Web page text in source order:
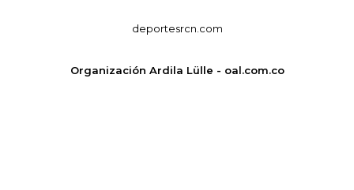
deportesrcn.com
Organización Ardila Lülle - oal.com.co